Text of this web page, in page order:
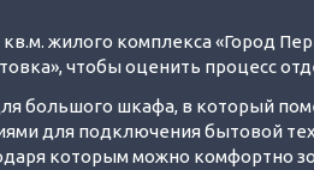
жилого комплекса «Город
чтобы оценить процесс
большого шкафа, в который
для подключения бытовой
которым можно комфортно